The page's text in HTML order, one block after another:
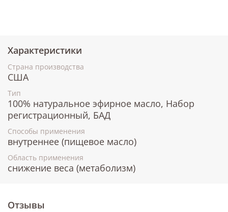
Характеристики
Страна производства
США
Тип
100% натуральное эфирное масло, Набор
регистрационный, БАД
Способы применения
внутреннее (пищевое масло)
Область применения
снижение веса (метаболизм)
Отзывы